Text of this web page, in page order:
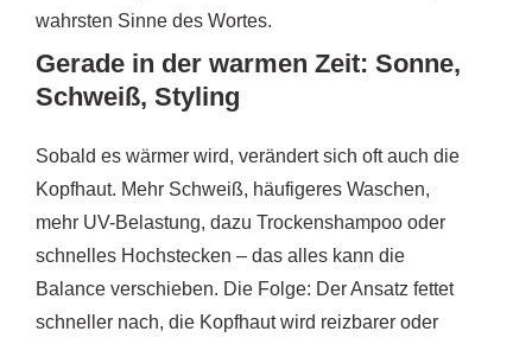
wahrsten Sinne des Wortes.
Gerade in der warmen Zeit: Sonne,
Schweiß, Styling
Sobald es wärmer wird, verändert sich oft auch die
Kopfhaut. Mehr Schweiß, häufigeres Waschen,
mehr UV-Belastung, dazu Trockenshampoo oder
schnelles Hochstecken – das alles kann die
Balance verschieben. Die Folge: Der Ansatz fettet
schneller nach, die Kopfhaut wird reizbarer oder